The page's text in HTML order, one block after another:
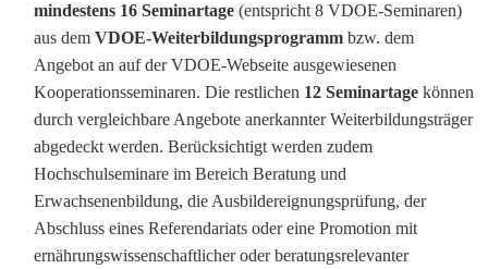
mindestens 16 Seminartage (entspricht 8 VDOE-Seminaren)
aus demVDOE-Weiterbildungsprogramm bzw. dem
Angebot an auf der VDOE-Webseite ausgewiesenen
Kooperationsseminaren. Die restlichen 12 Seminartage können
durch vergleichbare Angebote anerkannter Weiterbildungsträger
abgedeckt werden. Berücksichtigt werden zudem
Hochschulseminare im Bereich Beratung und
Erwachsenenbildung, die Ausbildereignungsprüfung, der
Abschluss eines Referendariats oder eine Promotion mit
ernährungswissenschaftlicher oder beratungsrelevanter